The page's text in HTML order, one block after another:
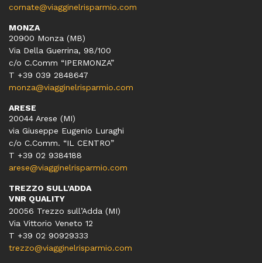
cornate@viagginelrisparmio.com
MONZA
20900 Monza (MB)
Via Della Guerrina, 98/100
c/o C.Comm “IPERMONZA”
T +39 039 2848647
monza@viagginelrisparmio.com
ARESE
20044 Arese (MI)
via Giuseppe Eugenio Luraghi
c/o C.Comm. “IL CENTRO”
T +39 02 9384188
arese@viagginelrisparmio.com
TREZZO SULL’ADDA
VNR QUALITY
20056 Trezzo sull’Adda (MI)
Via Vittorio Veneto 12
T +39 02 90929333
trezzo@viagginelrisparmio.com